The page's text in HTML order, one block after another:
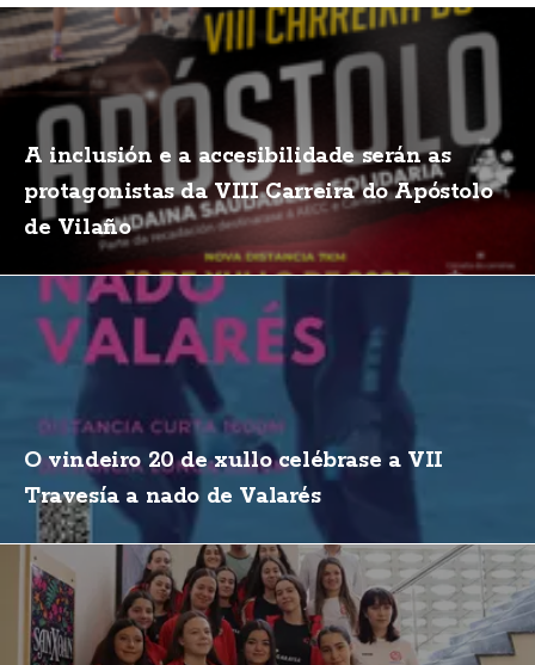
A inclusión e a accesibilidade serán as
protagonistas da VIII Carreira do Apóstolo
de Vilaño
O vindeiro 20 de xullo celébrase a VII
Travesía a nado de Valarés